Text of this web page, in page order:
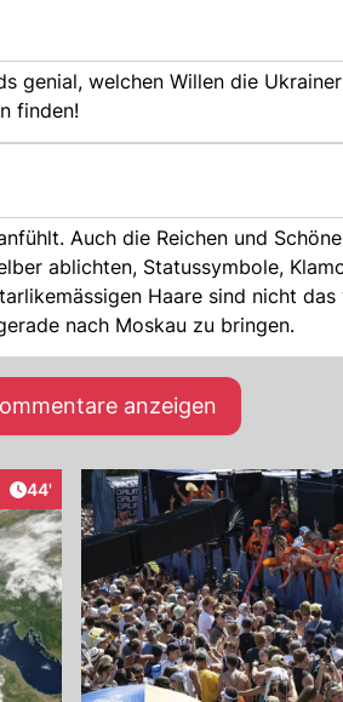
genial, welchen Willen die
finden!
Auch die Reichen und
ablichten, Statussymbole,
Die Ukrainer haben
nach Moskau zu bringen.
anzeigen
Artikel veröffentlicht:
44'